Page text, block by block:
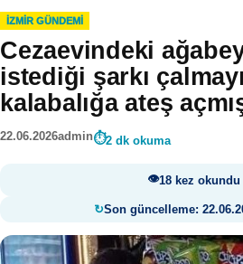
İZMIR GÜNDEMI
Cezaevindeki
istediği şarkı
kalabalığa ateş
22.06.2026admin 2 dk okuma
18 kez okundu
Son güncelleme: